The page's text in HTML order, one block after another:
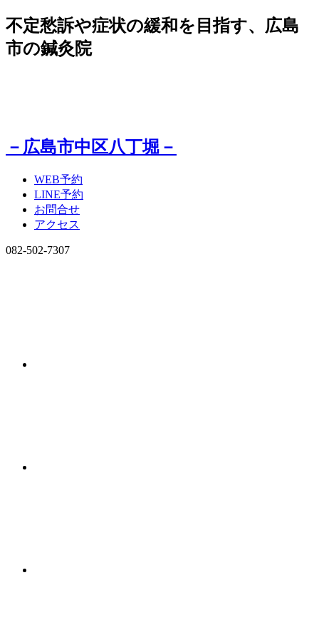
不定愁訴や症状の緩和を目指す、広島
市の鍼灸院
－広島市中区八丁堀－
WEB予約
LINE予約
お問合せ
アクセス
082-502-7307